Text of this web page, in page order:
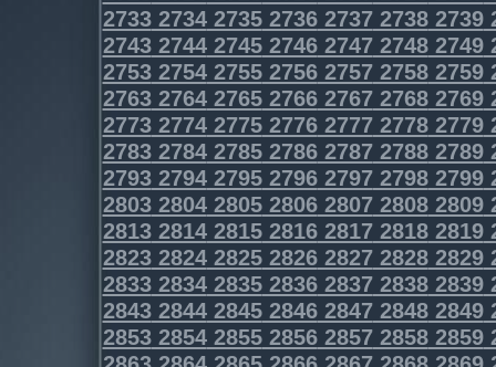
2733273427352736273727382739
2743274427452746274727482749
2753275427552756275727582759
2763276427652766276727682769
2773277427752776277727782779
2783278427852786278727882789
2793279427952796279727982799
2803280428052806280728082809
2813281428152816281728182819
2823282428252826282728282829
2833283428352836283728382839
2843284428452846284728482849
2853285428552856285728582859